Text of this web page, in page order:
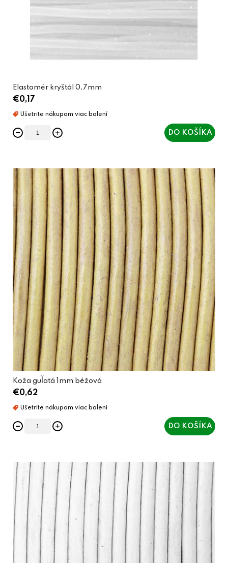
Elastomér kryštál 0,7mm
€0,17
DO KOŠÍKA
Koža guľatá 1mm béžová
€0,62
DO KOŠÍKA